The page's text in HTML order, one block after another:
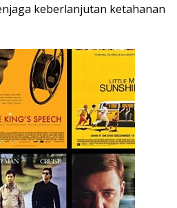
keberlanjutan ketahanan